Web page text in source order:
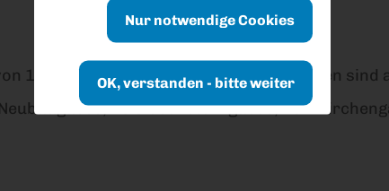
Nur notwendige Cookies
OK, verstanden - bitte weiter
17:00 - 8:00 Uhr in der Stiftgasse. Karten sind
49 Siebensterngasse, 13A